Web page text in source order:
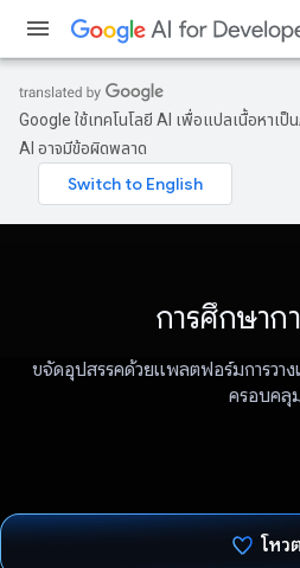
Google ใช้เทคโนโลยี AI เพื่อแปลเนื้อหาเ
AI อาจมีข้อผิดพลาด
การศึกษาก
ขจัดอุปสรรคด้วยแพลตฟอร์มการวา
ครอบคลุ
โหวต